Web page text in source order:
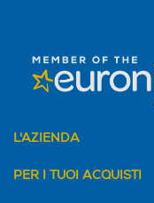
L'AZIENDA
PER I TUOI ACQUISTI